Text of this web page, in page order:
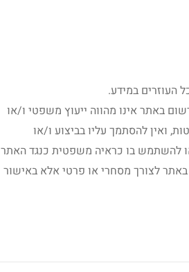
העוזרים במידע.
באתר אינו מהווה ייעוץ משפטי ו/או
ואין להסתמך עליו בביצוע ו/או
להשתמש בו כראיה משפטית כנגד האתר
לצורך מסחרי או פרטי אלא באישור